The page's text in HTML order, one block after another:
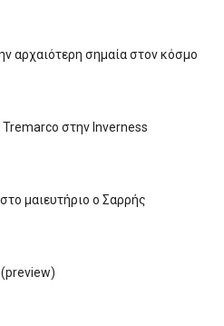
αρχαιότερη σημαία στον κόσμο
στην Inverness
μαιευτήριο ο Σαρρής